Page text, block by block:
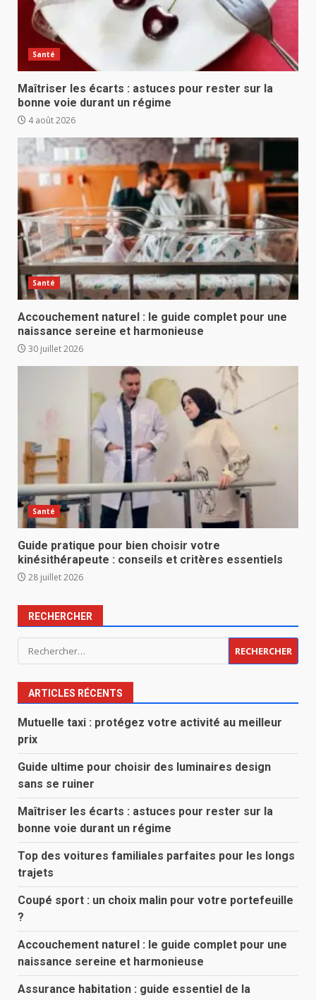
Santé
Maîtriser les écarts : astuces pour rester sur la
bonne voie durant un régime
4 août 2026
Santé
Accouchement naturel : le guide complet pour une
naissance sereine et harmonieuse
30 juillet 2026
Santé
Guide pratique pour bien choisir votre
kinésithérapeute : conseils et critères essentiels
28 juillet 2026
RECHERCHER
Rechercher :
ARTICLES RÉCENTS
Mutuelle taxi : protégez votre activité au meilleur
prix
Guide ultime pour choisir des luminaires design
sans se ruiner
Maîtriser les écarts : astuces pour rester sur la
bonne voie durant un régime
Top des voitures familiales parfaites pour les longs
trajets
Coupé sport : un choix malin pour votre portefeuille
?
Accouchement naturel : le guide complet pour une
naissance sereine et harmonieuse
Assurance habitation : guide essentiel de la